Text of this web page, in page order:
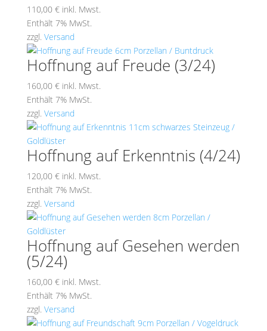
110,00 € inkl. Mwst.
Enthält 7% MwSt.
zzgl. Versand
Hoffnung auf Freude (3/24)
160,00 € inkl. Mwst.
Enthält 7% MwSt.
zzgl. Versand
Hoffnung auf Erkenntnis (4/24)
120,00 € inkl. Mwst.
Enthält 7% MwSt.
zzgl. Versand
Hoffnung auf Gesehen werden
(5/24)
160,00 € inkl. Mwst.
Enthält 7% MwSt.
zzgl. Versand